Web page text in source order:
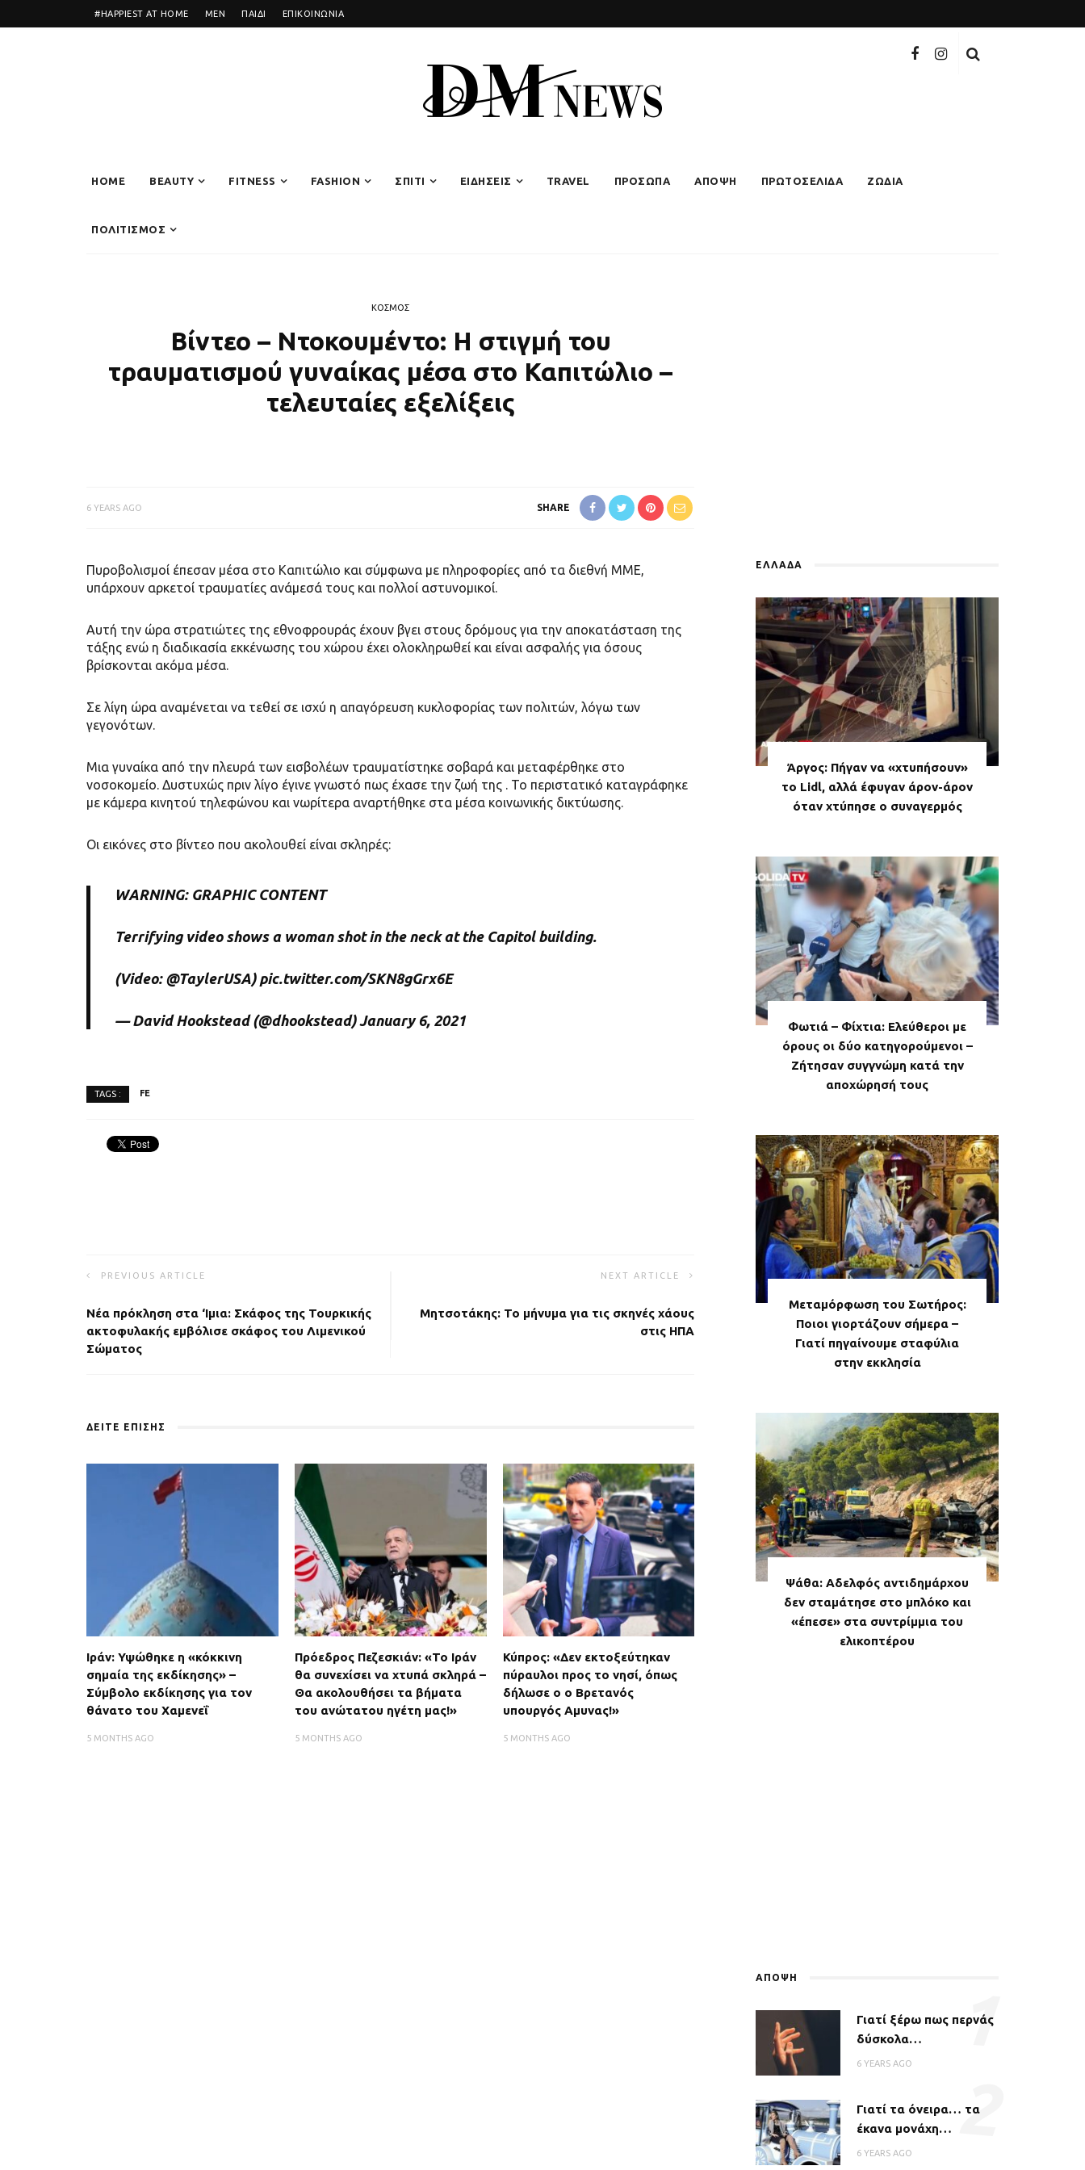
#HAPPIEST AT HOME MEN ΠΑΙΔΙ ΕΠΙΚΟΙΝΩΝΙΑ
HOME BEAUTY FITNESS FASHION ΣΠΙΤΙ ΕΙΔΗΣΕΙΣ TRAVEL ΠΡΟΣΩΠΑ ΑΠΟΨΗ ΠΡΩΤΟΣΕΛΙΔΑ ΖΩΔΙΑ
ΠΟΛΙΤΙΣΜΟΣ
ΚΟΣΜΟΣ
Βίντεο – Ντοκουμέντο: Η στιγμή του
τραυματισμού γυναίκας μέσα στο Καπιτώλιο –
τελευταίες εξελίξεις
6 YEARS AGO SHARE
Πυροβολισμοί έπεσαν μέσα στο Καπιτώλιο και σύμφωνα με πληροφορίες από τα διεθνή ΜΜΕ,
υπάρχουν αρκετοί τραυματίες ανάμεσά τους και πολλοί αστυνομικοί.
Αυτή την ώρα στρατιώτες της εθνοφρουράς έχoυν βγει στους δρόμους για την αποκατάσταση της
τάξης ενώ η διαδικασία εκκένωσης του χώρου έχει ολοκληρωθεί και είναι ασφαλής για όσους
βρίσκονται ακόμα μέσα.
Σε λίγη ώρα αναμένεται να τεθεί σε ισχύ η απαγόρευση κυκλοφορίας των πολιτών, λόγω των
γεγονότων.
Μια γυναίκα από την πλευρά των εισβολέων τραυματίστηκε σοβαρά και μεταφέρθηκε στο
νοσοκομείο. Δυστυχώς πριν λίγο έγινε γνωστό πως έχασε την ζωή της . Το περιστατικό καταγράφηκε
με κάμερα κινητού τηλεφώνου και νωρίτερα αναρτήθηκε στα μέσα κοινωνικής δικτύωσης.
Οι εικόνες στο βίντεο που ακολουθεί είναι σκληρές:
WARNING: GRAPHIC CONTENT
Terrifying video shows a woman shot in the neck at the Capitol building.
(Video: @TaylerUSA) pic.twitter.com/SKN8gGrx6E
— David Hookstead (@dhookstead)January 6, 2021
TAGS : FE
PREVIOUS ARTICLE
Νέα πρόκληση στα ‘Ιμια: Σκάφος της Τουρκικής
ακτοφυλακής εμβόλισε σκάφος του Λιμενικού
Σώματος
NEXT ARTICLE
Μητσοτάκης: Το μήνυμα για τις σκηνές χάους
στις ΗΠΑ
ΔΕΙΤΕ ΕΠΙΣΗΣ
Ιράν: Υψώθηκε η «κόκκινη
σημαία της εκδίκησης» –
Σύμβολο εκδίκησης για τον
θάνατο του Χαμενεΐ
5 MONTHS AGO
Πρόεδρος Πεζεσκιάν: «Το Ιράν
θα συνεχίσει να χτυπά σκληρά –
Θα ακολουθήσει τα βήματα
του ανώτατου ηγέτη μας!»
5 MONTHS AGO
Κύπρος: «Δεν εκτοξεύτηκαν
πύραυλοι προς το νησί, όπως
δήλωσε ο ο Βρετανός
υπουργός Αμυνας!»
5 MONTHS AGO
ΕΛΛΑΔΑ
Άργος: Πήγαν να «χτυπήσουν»
το Lidl, αλλά έφυγαν άρον-άρον
όταν χτύπησε ο συναγερμός
Φωτιά – Φίχτια: Ελεύθεροι με
όρους οι δύο κατηγορούμενοι –
Ζήτησαν συγγνώμη κατά την
αποχώρησή τους
Μεταμόρφωση του Σωτήρος:
Ποιοι γιορτάζουν σήμερα –
Γιατί πηγαίνουμε σταφύλια
στην εκκλησία
Ψάθα: Αδελφός αντιδημάρχου
δεν σταμάτησε στο μπλόκο και
«έπεσε» στα συντρίμμια του
ελικοπτέρου
ΑΠΟΨΗ
Γιατί ξέρω πως περνάς
δύσκολα…
6 YEARS AGO
1
Γιατί τα όνειρα… τα
έκανα μονάχη…
6 YEARS AGO
2